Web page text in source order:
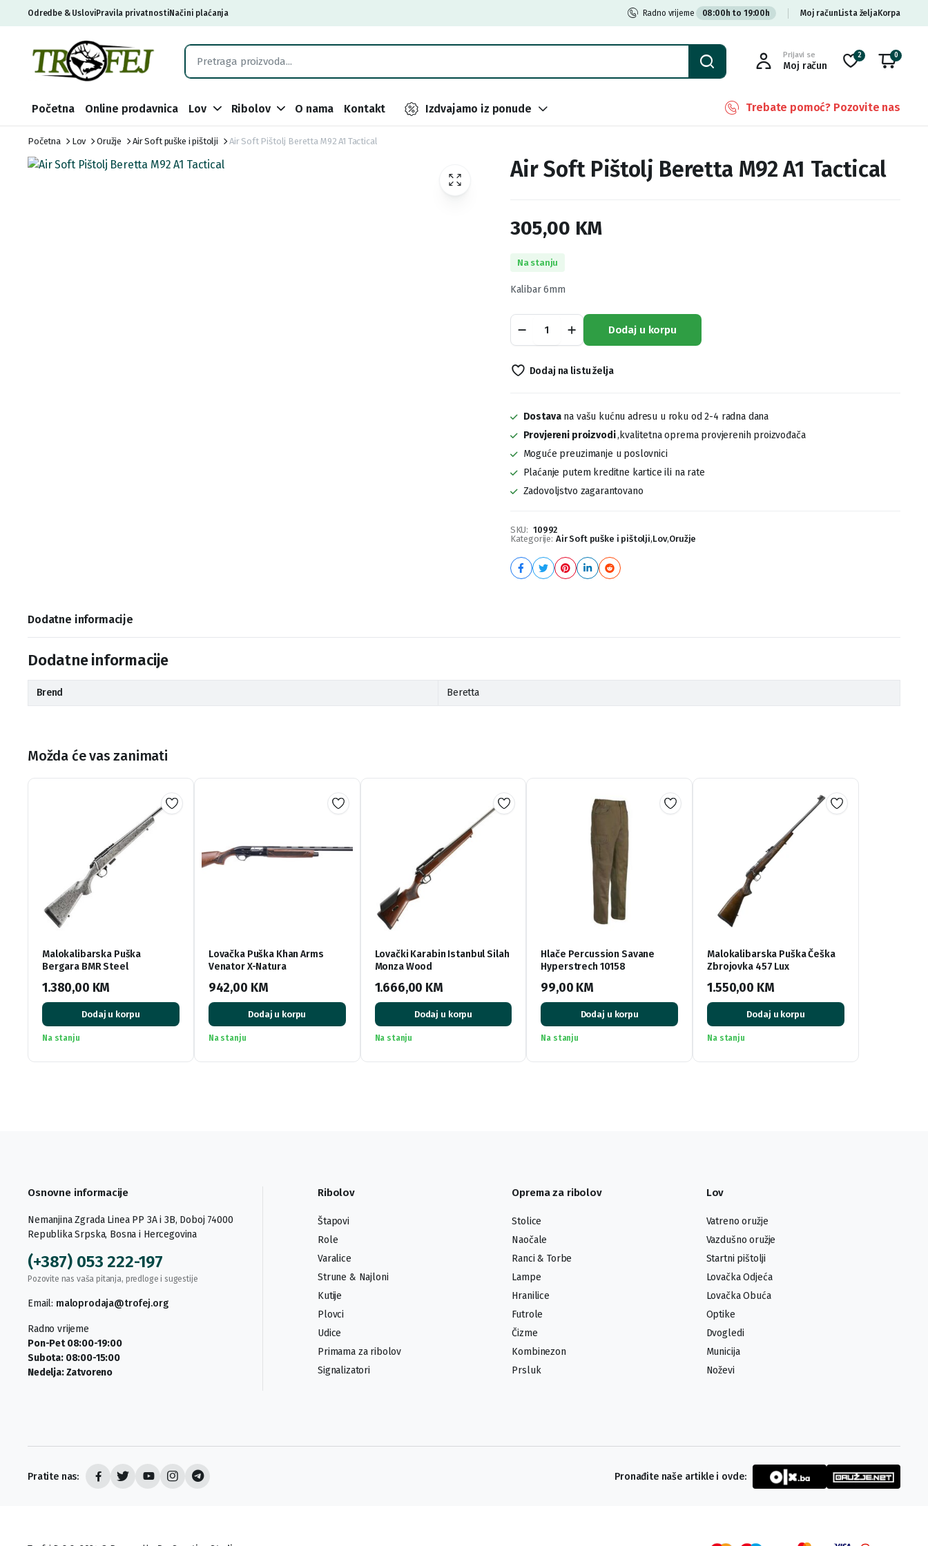
Odredbe & UsloviPravila privatnostiNačini plaćanja Radno vrijeme 08:00h to 19:00h Moj račun Lista željaKorpa
Prijavi se
Moj račun
2 0
Početna Online prodavnica Lov Ribolov O nama Kontakt Izdvajamo iz ponude Trebate pomoć? Pozovite nas
Početna Lov Oružje Air Soft puške i pištolji Air Soft Pištolj Beretta M92 A1 Tactical
Air Soft Pištolj Beretta M92 A1 Tactical
305,00 KM
Na stanju
Kalibar 6mm
Soft
Pištolj
M92
quantity
Dodaj u korpu
Dodaj na listu želja
Dostavana vašu kućnu adresu u roku od 2-4 radna dana
Provjereni proizvodi,kvalitetna oprema provjerenih proizvođača
Moguće preuzimanje u poslovnici
Plaćanje putem kreditne kartice ili na rate
Zadovoljstvo zagarantovano
SKU: 10992
Kategorije: Air Soft puške i pištolji,Lov,Oružje
Dodatne informacije
Dodatne informacije
Brend Beretta
Možda će vas zanimati
Malokalibarska Puška
Bergara BMR Steel
1.380,00 KM
Dodaj u korpu
Na stanju
Lovačka Puška Khan Arms
Venator X-Natura
942,00 KM
Dodaj u korpu
Na stanju
Lovački Karabin Istanbul Silah
Monza Wood
1.666,00 KM
Dodaj u korpu
Na stanju
Hlače Percussion Savane
Hyperstrech 10158
99,00 KM
Dodaj u korpu
Na stanju
Malokalibarska Puška Češka
Zbrojovka 457 Lux
1.550,00 KM
Dodaj u korpu
Na stanju
Osnovne informacije
Nemanjina Zgrada Linea PP 3A i 3B, Doboj 74000
Republika Srpska, Bosna i Hercegovina
(+387) 053 222-197
Pozovite nas vaša pitanja, predloge i sugestije
Email: maloprodaja@trofej.org
Radno vrijeme
Pon-Pet 08:00-19:00
Subota: 08:00-15:00
Nedelja: Zatvoreno
Ribolov
Štapovi
Role
Varalice
Strune & Najloni
Kutije
Plovci
Udice
Primama za ribolov
Signalizatori
Oprema za ribolov
Stolice
Naočale
Ranci & Torbe
Lampe
Hranilice
Futrole
Čizme
Kombinezon
Prsluk
Lov
Vatreno oružje
Vazdušno oružje
Startni pištolji
Lovačka Odjeća
Lovačka Obuća
Optike
Dvogledi
Municija
Noževi
Pratite nas: Pronađite naše artikle i ovde: